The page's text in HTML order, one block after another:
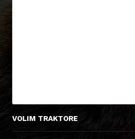
VOLIM TRAKTORE